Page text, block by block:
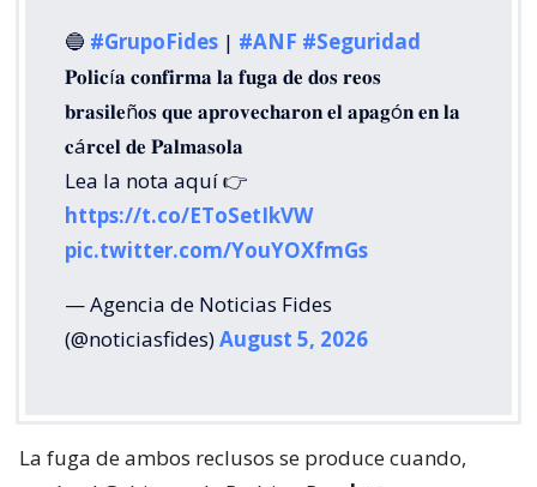
🔵 #GrupoFides | #ANF #Seguridad
𝐏𝐨𝐥𝐢𝐜í𝐚 𝐜𝐨𝐧𝐟𝐢𝐫𝐦𝐚 𝐥𝐚 𝐟𝐮𝐠𝐚 𝐝𝐞 𝐝𝐨𝐬 𝐫𝐞𝐨𝐬
𝐛𝐫𝐚𝐬𝐢𝐥𝐞ñ𝐨𝐬 𝐪𝐮𝐞 𝐚𝐩𝐫𝐨𝐯𝐞𝐜𝐡𝐚𝐫𝐨𝐧 𝐞𝐥 𝐚𝐩𝐚𝐠ó𝐧 𝐞𝐧 𝐥𝐚
𝐜á𝐫𝐜𝐞𝐥 𝐝𝐞 𝐏𝐚𝐥𝐦𝐚𝐬𝐨𝐥𝐚
Lea la nota aquí 👉
https://t.co/EToSetIkVW
pic.twitter.com/YouYOXfmGs
— Agencia de Noticias Fides
(@noticiasfides)August 5, 2026
La fuga de ambos reclusos se produce cuando,